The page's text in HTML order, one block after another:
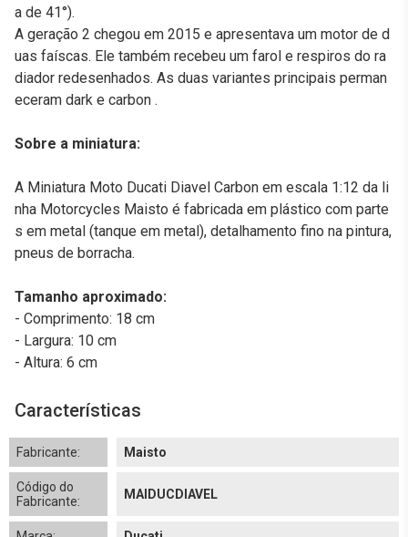
a de 41°).
A geração 2 chegou em 2015 e apresentava um motor de d
uas faíscas. Ele também recebeu um farol e respiros do ra
diador redesenhados. As duas variantes principais perman
eceram dark e carbon .
Sobre a miniatura:
A Miniatura Moto Ducati Diavel Carbon em escala 1:12 da li
nha Motorcycles Maisto é fabricada em plástico com parte
s em metal (tanque em metal), detalhamento fino na pintura,
pneus de borracha.
Tamanho aproximado:
- Comprimento: 18 cm
- Largura: 10 cm
- Altura: 6 cm
Características
Fabricante: Maisto
Código do
Fabricante:
MAIDUCDIAVEL